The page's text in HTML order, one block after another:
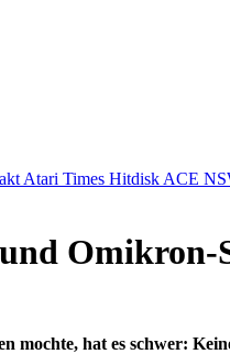
Atari Times Hitdisk ACE
Omikron-
mochte, hat es schwer: